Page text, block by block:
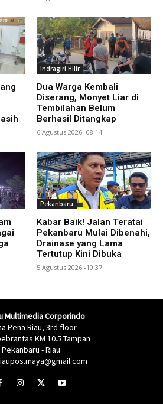
Indragiri Hilir
Dua Warga Kembali
Diserang, Monyet Liar di
Tembilahan Belum
Berhasil Ditangkap
6 Agustus 2026 -08:14
Pekanbaru
Kabar Baik! Jalan Teratai
Pekanbaru Mulai Dibenahi,
Drainase yang Lama
Tertutup Kini Dibuka
5 Agustus 2026 -10:37
Multimedia Corporindo
Pena Riau, 3rd floor
KM 10.5 Tampan
Pekanbaru - Riau